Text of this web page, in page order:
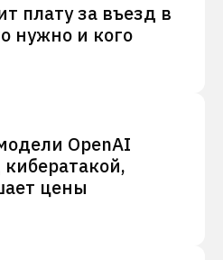
плату за въезд в
нужно и кого
OpenAI
цены